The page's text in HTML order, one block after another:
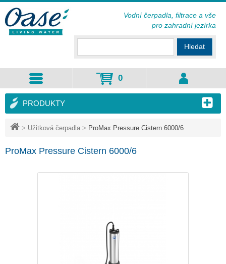
> Užitková čerpadla > ProMax Pressure Cistern 6000/6
ProMax Pressure Cistern 6000/6
PRODUKTY
Hledat
0
Vodní čerpadla, filtrace a vše
pro zahradní jezírka